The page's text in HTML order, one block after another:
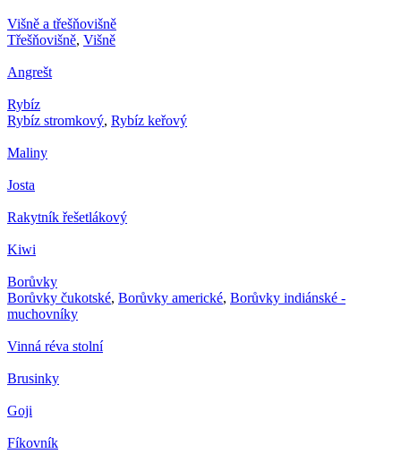
Višně a třešňovišně
Třešňovišně, Višně
Angrešt
Rybíz
Rybíz stromkový, Rybíz keřový
Maliny
Josta
Rakytník řešetlákový
Kiwi
Borůvky
Borůvky čukotské, Borůvky americké, Borůvky indiánské -
muchovníky
Vinná réva stolní
Brusinky
Goji
Fíkovník